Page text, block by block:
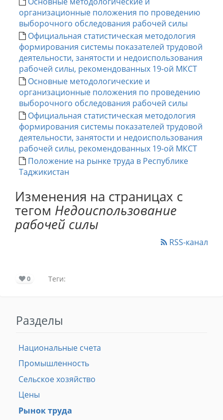
организационные положения по проведению
выборочного обследования рабочей силы
Официальная статистическая методология
формирования системы показателей трудовой
деятельности, занятости и недоиспользования
рабочей силы, рекомендованных 19-ой МКСТ
Основные методологические и
организационные положения по проведению
выборочного обследования рабочей силы
Официальная статистическая методология
формирования системы показателей трудовой
деятельности, занятости и недоиспользования
рабочей силы, рекомендованных 19-ой МКСТ
Положение на рынке труда в Республике
Таджикистан
Изменения на страницах с
тегом Недоиспользование
рабочей силы
RSS-канал
0 Теги:
Разделы
Национальные счета
Промышленность
Сельское хозяйство
Цены
Рынок труда